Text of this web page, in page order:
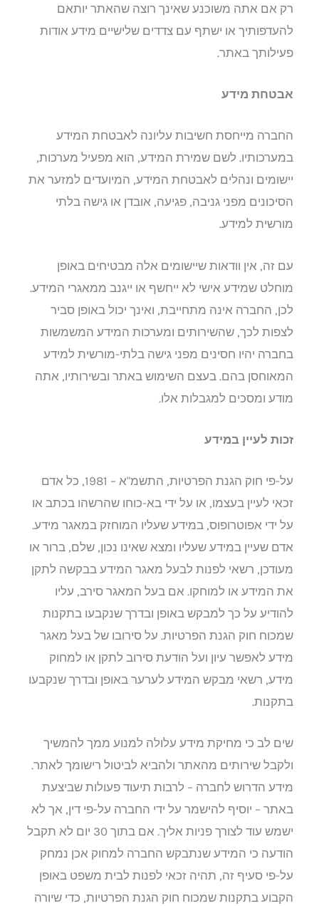
רק אם אתה משוכנע שאינך רוצה שהאתר יותאם
להעדפותיך או ישתף עם צדדים שלישיים מידע אודות
פעילותך באתר.
אבטחת מידע
החברה מייחסת חשיבות עליונה לאבטחת המידע
במערכותיו. לשם שמירת המידע, הוא מפעיל מערכות,
יישומים ונהלים לאבטחת המידע, המיועדים למזער את
הסיכונים מפני גניבה, פגיעה, אובדן או גישה בלתי
מורשית למידע.
עם זה, אין וודאות שיישומים אלה מבטיחים באופן
מוחלט שמידע אישי לא ייחשף או ייגנב ממאגרי המידע.
לכן, החברה אינה מתחייבת, ואינך יכול באופן סביר
לצפות לכך, שהשירותים ומערכות המידע המשמשות
בחברה יהיו חסינים מפני גישה בלתי-מורשית למידע
המאוחסן בהם. בעצם השימוש באתר ובשירותיו, אתה
מודע ומסכים למגבלות אלו.
זכות לעיין במידע
על-פי חוק הגנת הפרטיות, התשמ"א – 1981, כל אדם
זכאי לעיין בעצמו, או על ידי בא-כוחו שהרשהו בכתב או
על ידי אפוטרופוס, במידע שעליו המוחזק במאגר מידע.
אדם שעיין במידע שעליו ומצא שאינו נכון, שלם, ברור או
מעודכן, רשאי לפנות לבעל מאגר המידע בבקשה לתקן
את המידע או למוחקו. אם בעל המאגר סירב, עליו
להודיע על כך למבקש באופן ובדרך שנקבעו בתקנות
שמכוח חוק הגנת הפרטיות. על סירובו של בעל מאגר
מידע לאפשר עיון ועל הודעת סירוב לתקן או למחוק
מידע, רשאי מבקש המידע לערער באופן ובדרך שנקבעו
בתקנות.
שים לב כי מחיקת מידע עלולה למנוע ממך להמשיך
ולקבל שירותים מהאתר ולהביא לביטול רישומך לאתר.
מידע הדרוש לחברה – לרבות תיעוד פעולות שביצעת
באתר – יוסיף להישמר על ידי החברה על-פי דין, אך לא
ישמש עוד לצורך פניות אליך. אם בתוך 30 יום לא תקבל
הודעה כי המידע שנתבקש החברה למחוק אכן נמחק
על-פי סעיף זה, תהיה זכאי לפנות לבית משפט באופן
הקבוע בתקנות שמכוח חוק הגנת הפרטיות, כדי שיורה